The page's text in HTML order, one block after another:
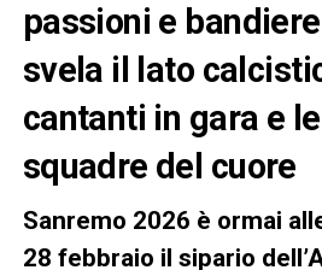
passioni e
svela il lato
cantanti in gara e
squadre del cuore
Sanremo 2026 è ormai
28 febbraio il sipario